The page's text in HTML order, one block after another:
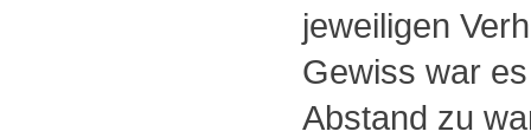
jeweiligen
Gewiss war
Abstand zu